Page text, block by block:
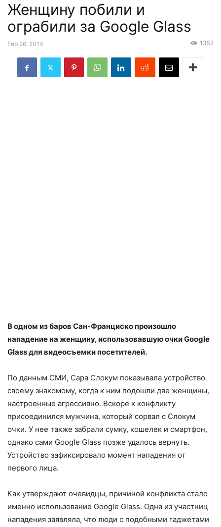
Женщину побили и
ограбили за Google Glass
Feb 26, 2014 1352
В одном из баров Сан-Франциско произошло
нападение на женщину, использовавшую очки Google
Glass для видеосъемки посетителей.
По данным СМИ, Сара Слокум показывала устройство
своему знакомому, когда к ним подошли две женщины,
настроенные агрессивно. Вскоре к конфликту
присоединился мужчина, который сорвал с Слокум
очки. У нее также забрали сумку, кошелек и смартфон,
однако сами Google Glass позже удалось вернуть.
Устройство зафиксировало момент нападения от
первого лица.
Как утверждают очевидцы, причиной конфликта стало
именно использование Google Glass. Одна из участниц
нападения заявляла, что люди с подобными гаджетами